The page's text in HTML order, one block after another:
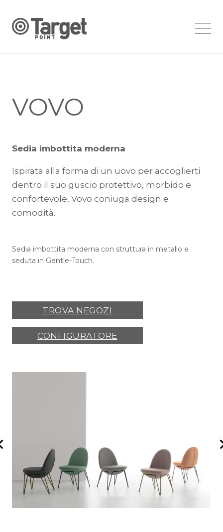
VOVO
Sedia imbottita moderna
Ispirata alla forma di un uovo per accoglierti
dentro il suo guscio protettivo, morbido e
confortevole, Vovo coniuga design e
comodità.
Sedia imbottita moderna con struttura in metallo e
seduta in Gentle-Touch.
TROVA NEGOZI
CONFIGURATORE